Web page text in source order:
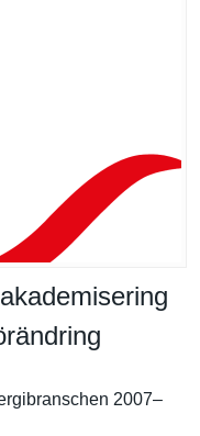
2007–